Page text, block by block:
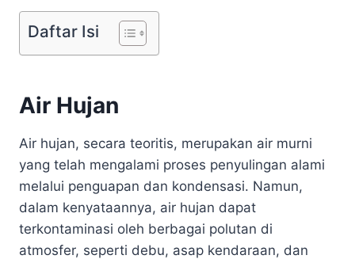
Daftar Isi
Air Hujan
Air hujan, secara teoritis, merupakan air murni
yang telah mengalami proses penyulingan alami
melalui penguapan dan kondensasi. Namun,
dalam kenyataannya, air hujan dapat
terkontaminasi oleh berbagai polutan di
atmosfer, seperti debu, asap kendaraan, dan